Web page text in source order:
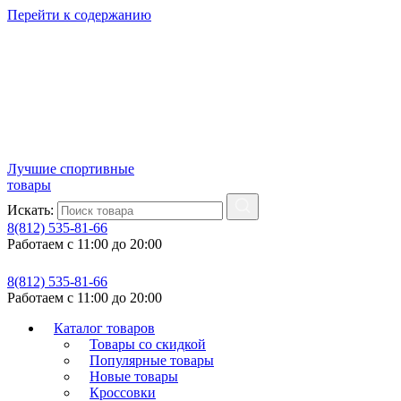
Перейти к содержанию
Лучшие спортивные
товары
Искать:
8(812) 535-81-66
Работаем с 11:00 до 20:00
8(812) 535-81-66
Работаем с 11:00 до 20:00
Каталог товаров
Товары со скидкой
Популярные товары
Новые товары
Кроссовки